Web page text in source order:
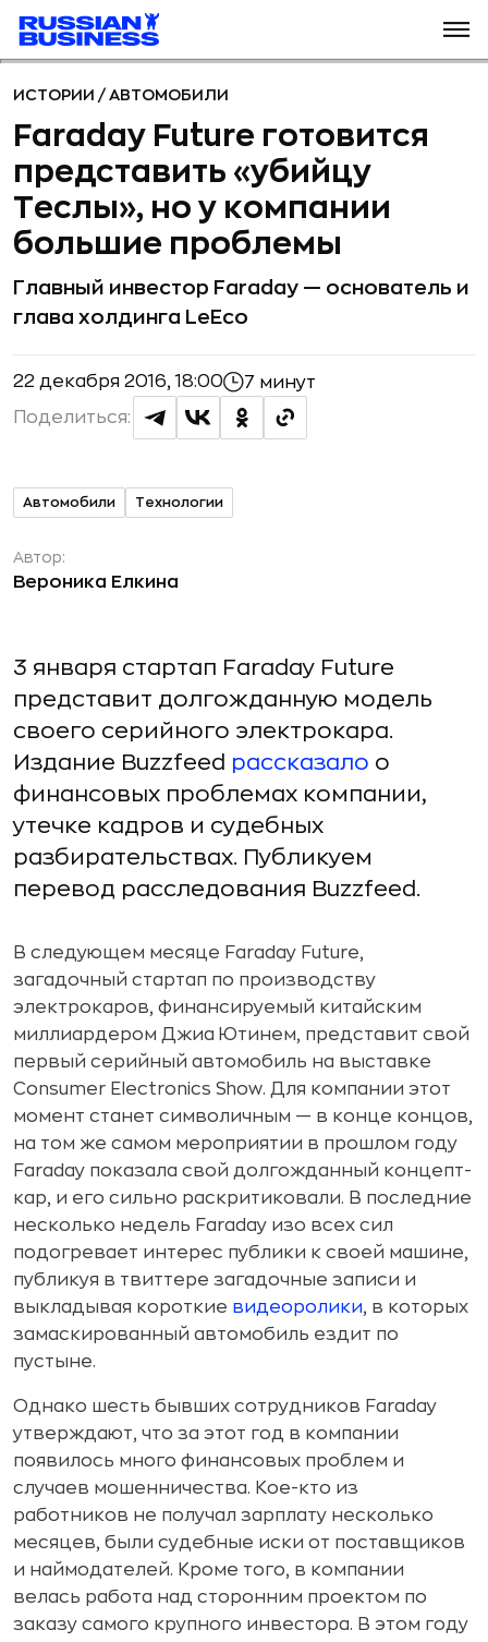
ИСТОРИИ / АВТОМОБИЛИ
Faraday Future готовится
представить «убийцу
Теслы», но у компании
большие проблемы
Главный инвестор Faraday — основатель и
глава холдинга LeEco
22 декабря 2016, 18:00 7 минут
Поделиться:
Автомобили Технологии
Автор:
Вероника Елкина
3 января стартап Faraday Future
представит долгожданную модель
своего серийного электрокара.
Издание Buzzfeed рассказало о
финансовых проблемах компании,
утечке кадров и судебных
разбирательствах. Публикуем
перевод расследования Buzzfeed.
В следующем месяце Faraday Future,
загадочный стартап по производству
электрокаров, финансируемый китайским
миллиардером Джиа Ютинем, представит свой
первый серийный автомобиль на выставке
Consumer Electronics Show. Для компании этот
момент станет символичным — в конце концов,
на том же самом мероприятии в прошлом году
Faraday показала свой долгожданный концепт-
кар, и его сильно раскритиковали. В последние
несколько недель Faraday изо всех сил
подогревает интерес публики к своей машине,
публикуя в твиттере загадочные записи и
выкладывая короткие видеоролики, в которых
замаскированный автомобиль ездит по
пустыне.
Однако шесть бывших сотрудников Faraday
утверждают, что за этот год в компании
появилось много финансовых проблем и
случаев мошенничества. Кое-кто из
работников не получал зарплату несколько
месяцев, были судебные иски от поставщиков
и наймодателей. Кроме того, в компании
велась работа над сторонним проектом по
заказу самого крупного инвестора. В этом году